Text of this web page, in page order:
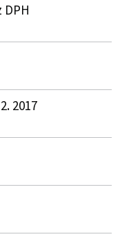
DPH
2017